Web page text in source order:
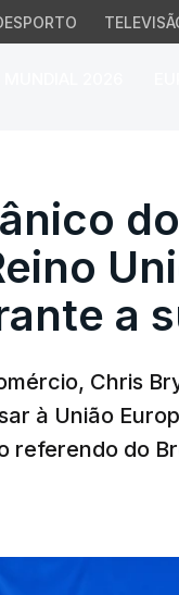
do
a
Chris
à União
referendo do